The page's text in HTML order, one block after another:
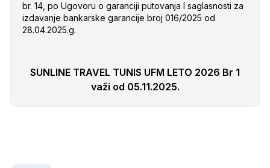
br. 14, po Ugovoru o garanciji putovanja I saglasnosti za
izdavanje bankarske garancije broj 016/2025 od
28.04.2025.g.
SUNLINE TRAVEL TUNIS UFM LETO 2026 Br 1
važi od 05.11.2025.